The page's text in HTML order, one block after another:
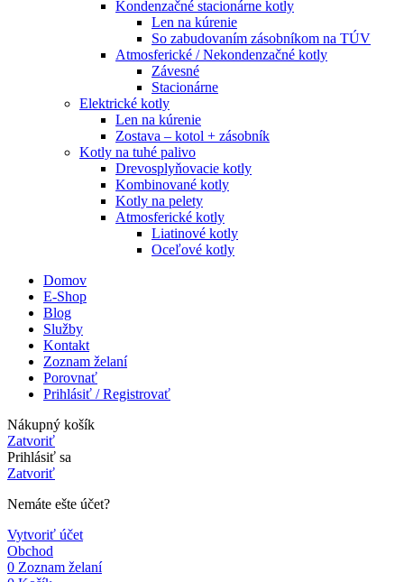
Kondenzačné stacionárne kotly
Len na kúrenie
So zabudovaním zásobníkom na TÚV
Atmosferické / Nekondenzačné kotly
Závesné
Stacionárne
Elektrické kotly
Len na kúrenie
Zostava – kotol + zásobník
Kotly na tuhé palivo
Drevosplyňovacie kotly
Kombinované kotly
Kotly na pelety
Atmosferické kotly
Liatinové kotly
Oceľové kotly
Domov
E-Shop
Blog
Služby
Kontakt
Zoznam želaní
Porovnať
Prihlásiť / Registrovať
Nákupný košík
Zatvoriť
Prihlásiť sa
Zatvoriť
Nemáte ešte účet?
Vytvoriť účet
Obchod
0 Zoznam želaní